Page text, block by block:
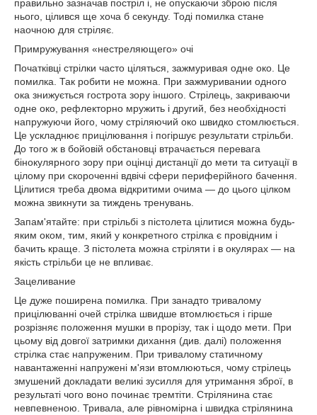
правильно зазначав постріл і, не опускаючи зброю після
нього, цілився ще хоча б секунду. Тоді помилка стане
наочною для стріляє.
Примружування «нестреляющего» очі
Початківці стрілки часто ціляться, зажмуривая одне око. Це
помилка. Так робити не можна. При зажмуривании одного
ока знижується гострота зору іншого. Стрілець, закриваючи
одне око, рефлекторно мружить і другий, без необхідності
напружуючи його, чому стріляючий око швидко стомлюється.
Це ускладнює прицілювання і погіршує результати стрільби.
До того ж в бойовій обстановці втрачається перевага
бінокулярного зору при оцінці дистанції до мети та ситуації в
цілому при скороченні вдвічі сфери периферійного бачення.
Цілитися треба двома відкритими очима — до цього цілком
можна звикнути за тиждень тренувань.
Запам'ятайте: при стрільбі з пістолета цілитися можна будь-
яким оком, тим, який у конкретного стрілка є провідним і
бачить краще. З пістолета можна стріляти і в окулярах — на
якість стрільби це не впливає.
Зацеливание
Це дуже поширена помилка. При занадто тривалому
прицілюванні очей стрілка швидше втомлюється і гірше
розрізняє положення мушки в прорізу, так і щодо мети. При
цьому від довгої затримки дихання (див. далі) положення
стрілка стає напруженим. При тривалому статичному
навантаженні напружені м'язи втомлюються, чому стрілець
змушений докладати великі зусилля для утримання зброї, в
результаті чого воно починає тремтіти. Стрілянина стає
невпевненою. Тривала, але рівномірна і швидка стрілянина